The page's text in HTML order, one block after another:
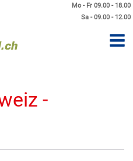
Mo - Fr 09.00 - 18.00
Sa - 09.00 - 12.00
-